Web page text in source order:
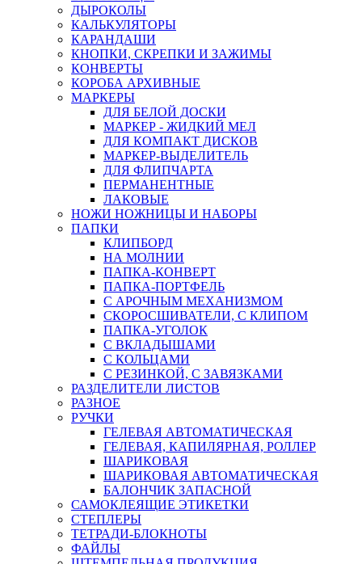
ДЫРОКОЛЫ
КАЛЬКУЛЯТОРЫ
КАРАНДАШИ
КНОПКИ, СКРЕПКИ И ЗАЖИМЫ
КОНВЕРТЫ
КОРОБА АРХИВНЫЕ
МАРКЕРЫ
ДЛЯ БЕЛОЙ ДОСКИ
МАРКЕР - ЖИДКИЙ МЕЛ
ДЛЯ КОМПАКТ ДИСКОВ
МАРКЕР-ВЫДЕЛИТЕЛЬ
ДЛЯ ФЛИПЧАРТА
ПЕРМАНЕНТНЫЕ
ЛАКОВЫЕ
НОЖИ НОЖНИЦЫ И НАБОРЫ
ПАПКИ
КЛИПБОРД
НА МОЛНИИ
ПАПКА-КОНВЕРТ
ПАПКА-ПОРТФЕЛЬ
С АРОЧНЫМ МЕХАНИЗМОМ
СКОРОСШИВАТЕЛИ, С КЛИПОМ
ПАПКА-УГОЛОК
С ВКЛАДЫШАМИ
С КОЛЬЦАМИ
С РЕЗИНКОЙ, С ЗАВЯЗКАМИ
РАЗДЕЛИТЕЛИ ЛИСТОВ
РАЗНОЕ
РУЧКИ
ГЕЛЕВАЯ АВТОМАТИЧЕСКАЯ
ГЕЛЕВАЯ, КАПИЛЯРНАЯ, РОЛЛЕР
ШАРИКОВАЯ
ШАРИКОВАЯ АВТОМАТИЧЕСКАЯ
БАЛОНЧИК ЗАПАСНОЙ
САМОКЛЕЯЩИЕ ЭТИКЕТКИ
СТЕПЛЕРЫ
ТЕТРАДИ-БЛОКНОТЫ
ФАЙЛЫ